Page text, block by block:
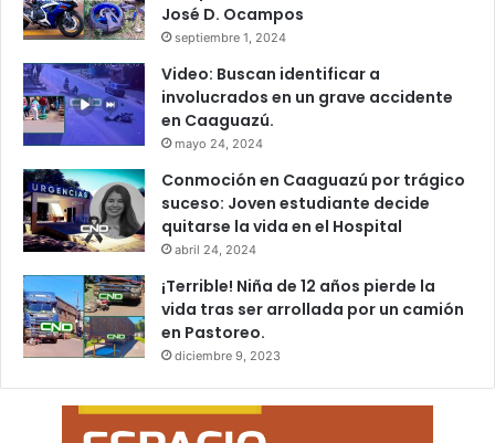
José D. Ocampos
septiembre 1, 2024
Video: Buscan identificar a
involucrados en un grave accidente
en Caaguazú.
mayo 24, 2024
Conmoción en Caaguazú por trágico
suceso: Joven estudiante decide
quitarse la vida en el Hospital
abril 24, 2024
¡Terrible! Niña de 12 años pierde la
vida tras ser arrollada por un camión
en Pastoreo.
diciembre 9, 2023